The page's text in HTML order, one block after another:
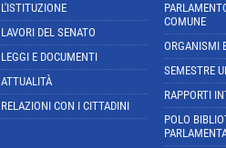
L'ISTITUZIONE
LAVORI DEL SENATO
LEGGI E DOCUMENTI
ATTUALITÀ
RELAZIONI CON I CITTADINI
COMUNE
ORGANISMI
SEMESTRE
RAPPORTI
POLO